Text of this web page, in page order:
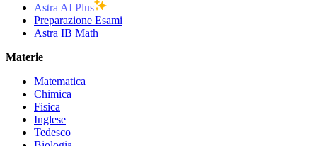
Astra AI Plus
Preparazione Esami
Astra IB Math
Materie
Matematica
Chimica
Fisica
Inglese
Tedesco